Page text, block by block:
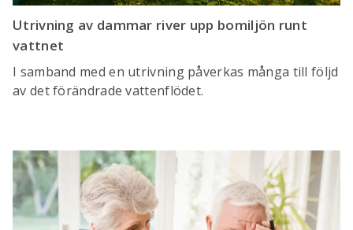
Utrivning av dammar river upp bomiljön runt
vattnet
I samband med en utrivning påverkas många till följd
av det förändrade vattenflödet.